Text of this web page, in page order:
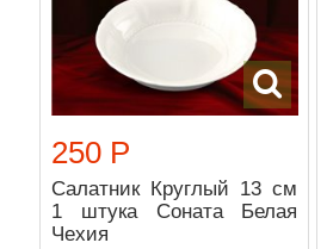
250 Р
Салатник Круглый 13 см
1 штука Соната Белая
Чехия